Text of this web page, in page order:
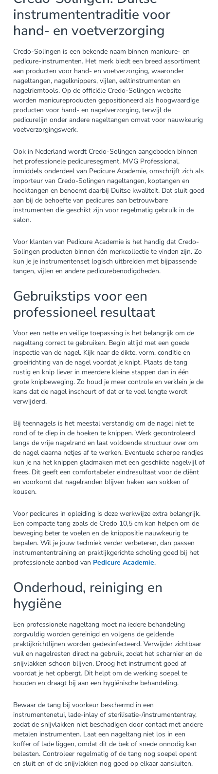
instrumententraditie voor
hand- en voetverzorging
Credo-Solingen is een bekende naam binnen manicure- en
pedicure-instrumenten. Het merk biedt een breed assortiment
aan producten voor hand- en voetverzorging, waaronder
nageltangen, nagelknippers, vijlen, eeltinstrumenten en
nagelriemtools. Op de officiële Credo-Solingen website
worden manicureproducten gepositioneerd als hoogwaardige
producten voor hand- en nagelverzorging, terwijl de
pedicurelijn onder andere nageltangen omvat voor nauwkeurig
voetverzorgingswerk.
Ook in Nederland wordt Credo-Solingen aangeboden binnen
het professionele pedicuresegment. MVG Professional,
inmiddels onderdeel van Pedicure Academie, omschrijft zich als
importeur van Credo-Solingen nageltangen, koptangen en
hoektangen en benoemt daarbij Duitse kwaliteit. Dat sluit goed
aan bij de behoefte van pedicures aan betrouwbare
instrumenten die geschikt zijn voor regelmatig gebruik in de
salon.
Voor klanten van Pedicure Academie is het handig dat Credo-
Solingen producten binnen één merkcollectie te vinden zijn. Zo
kun je je instrumentenset logisch uitbreiden met bijpassende
tangen, vijlen en andere pedicurebenodigdheden.
Gebruikstips voor een
professioneel resultaat
Voor een nette en veilige toepassing is het belangrijk om de
nageltang correct te gebruiken. Begin altijd met een goede
inspectie van de nagel. Kijk naar de dikte, vorm, conditie en
groeirichting van de nagel voordat je knipt. Plaats de tang
rustig en knip liever in meerdere kleine stappen dan in één
grote knipbeweging. Zo houd je meer controle en verklein je de
kans dat de nagel inscheurt of dat er te veel lengte wordt
verwijderd.
Bij teennagels is het meestal verstandig om de nagel niet te
rond of te diep in de hoeken te knippen. Werk gecontroleerd
langs de vrije nagelrand en laat voldoende structuur over om
de nagel daarna netjes af te werken. Eventuele scherpe randjes
kun je na het knippen gladmaken met een geschikte nagelvijl of
frees. Dit geeft een comfortabeler eindresultaat voor de cliënt
en voorkomt dat nagelranden blijven haken aan sokken of
kousen.
Voor pedicures in opleiding is deze werkwijze extra belangrijk.
Een compacte tang zoals de Credo 10,5 cm kan helpen om de
beweging beter te voelen en de knippositie nauwkeurig te
bepalen. Wil je jouw techniek verder verbeteren, dan passen
instrumententraining en praktijkgerichte scholing goed bij het
professionele aanbod van Pedicure Academie.
Onderhoud, reiniging en
hygiëne
Een professionele nageltang moet na iedere behandeling
zorgvuldig worden gereinigd en volgens de geldende
praktijkrichtlijnen worden gedesinfecteerd. Verwijder zichtbaar
vuil en nagelresten direct na gebruik, zodat het scharnier en de
snijvlakken schoon blijven. Droog het instrument goed af
voordat je het opbergt. Dit helpt om de werking soepel te
houden en draagt bij aan een hygiënische behandeling.
Bewaar de tang bij voorkeur beschermd in een
instrumentenetui, lade-inlay of sterilisatie-/instrumententray,
zodat de snijvlakken niet beschadigen door contact met andere
metalen instrumenten. Laat een nageltang niet los in een
koffer of lade liggen, omdat dit de bek of snede onnodig kan
belasten. Controleer regelmatig of de tang nog soepel opent
en sluit en of de snijvlakken nog goed op elkaar aansluiten.